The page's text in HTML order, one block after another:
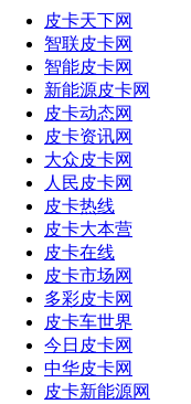
皮卡天下网
智联皮卡网
智能皮卡网
新能源皮卡网
皮卡动态网
皮卡资讯网
大众皮卡网
人民皮卡网
皮卡热线
皮卡大本营
皮卡在线
皮卡市场网
多彩皮卡网
皮卡车世界
今日皮卡网
中华皮卡网
皮卡新能源网